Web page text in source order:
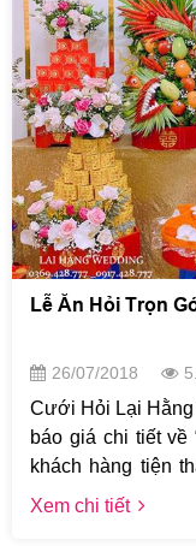
trường để nhà
nhất.
Lễ Ăn Hỏi Trọn
26/07/2018
Cưới Hỏi Lại Hằng
báo giá chi tiết về
khách hàng tiện
trực tiếp tới số
Xem chi tiết